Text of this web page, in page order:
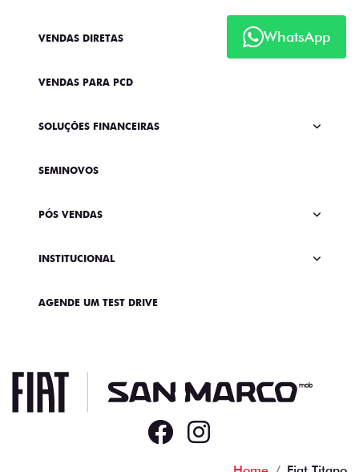
WhatsApp
VENDAS DIRETAS
VENDAS PARA PCD
SOLUÇÕES FINANCEIRAS
SEMINOVOS
PÓS VENDAS
INSTITUCIONAL
AGENDE UM TEST DRIVE